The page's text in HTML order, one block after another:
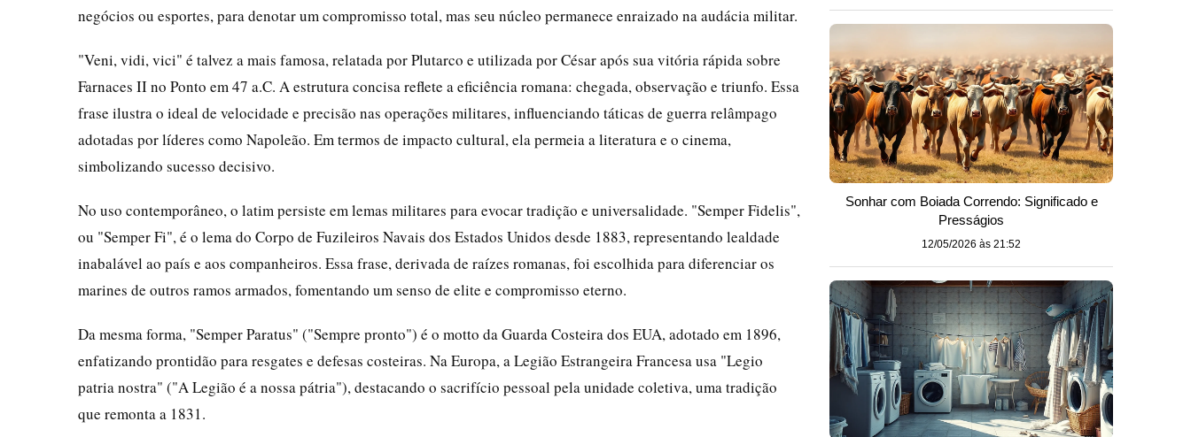
negócios ou esportes, para denotar um compromisso total, mas seu núcleo permanece enraizado na audácia militar.
"Veni, vidi, vici" é talvez a mais famosa, relatada por Plutarco e utilizada por César após sua vitória rápida sobre
Farnaces II no Ponto em 47 a.C. A estrutura concisa reflete a eficiência romana: chegada, observação e triunfo. Essa
frase ilustra o ideal de velocidade e precisão nas operações militares, influenciando táticas de guerra relâmpago
adotadas por líderes como Napoleão. Em termos de impacto cultural, ela permeia a literatura e o cinema,
simbolizando sucesso decisivo.
No uso contemporâneo, o latim persiste em lemas militares para evocar tradição e universalidade. "Semper Fidelis",
ou "Semper Fi", é o lema do Corpo de Fuzileiros Navais dos Estados Unidos desde 1883, representando lealdade
inabalável ao país e aos companheiros. Essa frase, derivada de raízes romanas, foi escolhida para diferenciar os
marines de outros ramos armados, fomentando um senso de elite e compromisso eterno.
Da mesma forma, "Semper Paratus" ("Sempre pronto") é o motto da Guarda Costeira dos EUA, adotado em 1896,
enfatizando prontidão para resgates e defesas costeiras. Na Europa, a Legião Estrangeira Francesa usa "Legio
patria nostra" ("A Legião é a nossa pátria"), destacando o sacrifício pessoal pela unidade coletiva, uma tradição
que remonta a 1831.
Sonhar com Boiada Correndo: Significado e
Presságios
12/05/2026 às 21:52